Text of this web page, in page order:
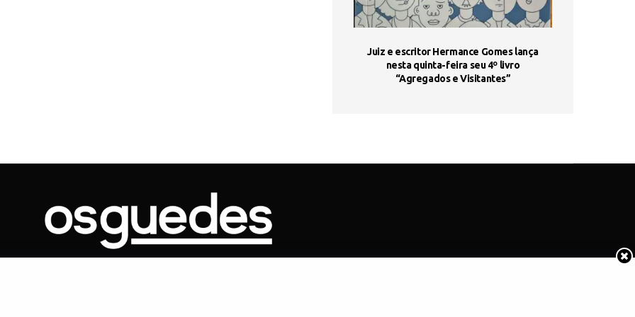
Juiz e escritor Hermance Gomes lança
nesta quinta-feira seu 4º livro
“Agregados e Visitantes”